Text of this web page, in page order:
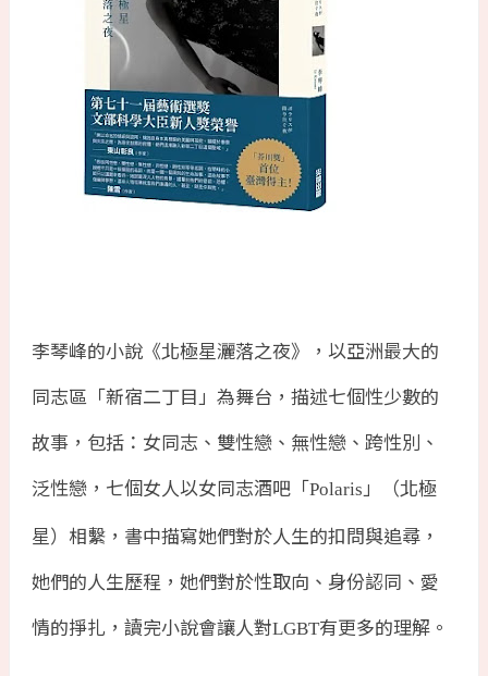
李琴峰的小說《北極星灑落之夜》，以亞洲最大的
同志區「新宿二丁目」為舞台，描述七個性少數的
故事，包括：女同志、雙性戀、無性戀、跨性別、
泛性戀，七個女人以女同志酒吧「Polaris」（北極
星）相繫，書中描寫她們對於人生的扣問與追尋，
她們的人生歷程，她們對於性取向、身份認同、愛
情的掙扎，讀完小說會讓人對LGBT有更多的理解。